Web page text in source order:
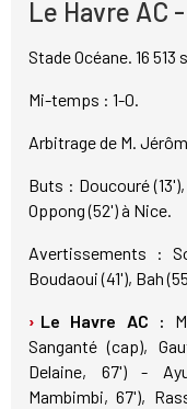
Le Havre AC
Stade Océane. 16 513
Mi-temps : 1-0.
Arbitrage de M.
Buts : Doucouré
Oppong (52') à Nice.
Avertissements :
Boudaoui (41'), Bah
Le Havre AC :
Sanganté (cap),
Delaine, 67') -
Mambimbi, 67'),